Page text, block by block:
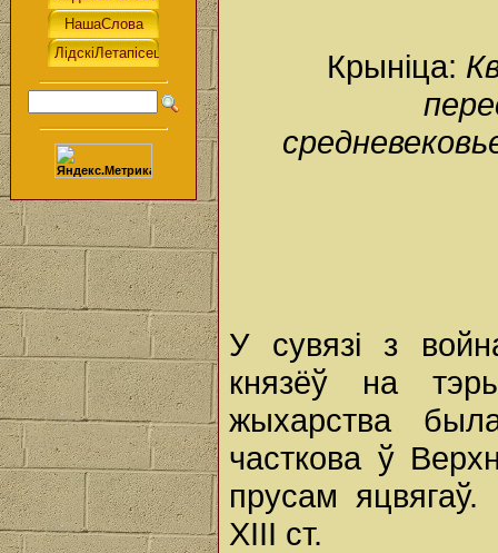
Крыніца:
У сувязі з
князёў на
жыхарства
часткова ў
прусам
ХІІІ ст.